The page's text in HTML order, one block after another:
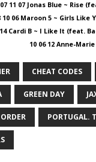
07 11 07 Jonas Blue ~ Rise
10 06 Maroon 5 ~ Girls Like
14 Cardi B ~ I Like It (feat.
10 06 12 Anne-Marie
CHEAT CODES
GREEN DAY
PORTUGAL.